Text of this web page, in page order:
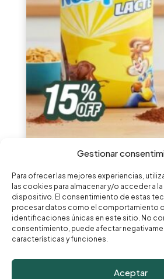
Gestionar
Para ofrecer las mejores experiencias,
las cookies para almacenar y/o acceder a
dispositivo. El consentimiento de estas
procesar datos como el comportamiento
identificaciones únicas en este sitio. No
consentimiento, puede afectar
características y funciones.
Aceptar
Chocolate Nestlé Nesquik
Desde6,99€
© Vendival 2026 |Aviso legal